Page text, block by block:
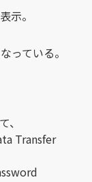
示。
っている。
Transfer